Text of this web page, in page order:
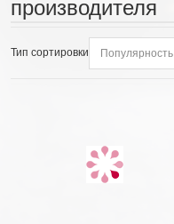
производителя
Тип сортировки